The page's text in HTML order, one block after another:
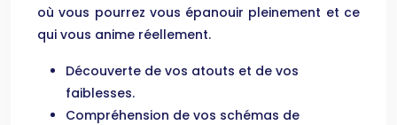
où vous pourrez vous épanouir pleinement et ce
qui vous anime réellement.
Découverte de vos atouts et de vos
faiblesses.
Compréhension de vos schémas de